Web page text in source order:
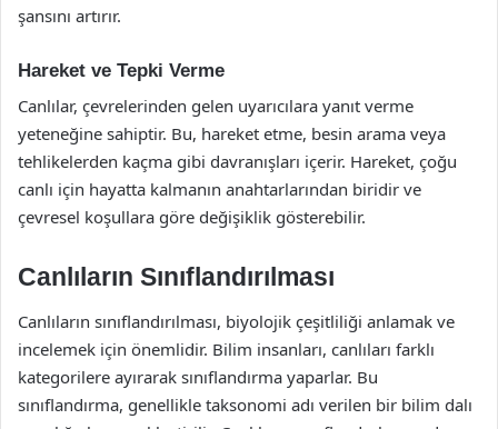
şansını artırır.
Hareket ve Tepki Verme
Canlılar, çevrelerinden gelen uyarıcılara yanıt verme
yeteneğine sahiptir. Bu, hareket etme, besin arama veya
tehlikelerden kaçma gibi davranışları içerir. Hareket, çoğu
canlı için hayatta kalmanın anahtarlarından biridir ve
çevresel koşullara göre değişiklik gösterebilir.
Canlıların Sınıflandırılması
Canlıların sınıflandırılması, biyolojik çeşitliliği anlamak ve
incelemek için önemlidir. Bilim insanları, canlıları farklı
kategorilere ayırarak sınıflandırma yaparlar. Bu
sınıflandırma, genellikle taksonomi adı verilen bir bilim dalı